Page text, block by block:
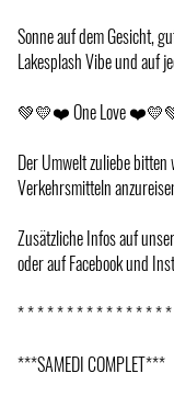
Sonne auf dem Gesicht,
Lakesplash Vibe und auf
💚💛❤️ One Love
Der Umwelt zuliebe
Verkehrsmitteln
Zusätzliche Infos auf
oder auf Facebook und
* * * * * * * * * * * * * * *
***SAMEDI COMPLET***